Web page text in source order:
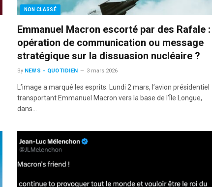
NON CLASSÉ
Emmanuel Macron escorté par des Rafale :
opération de communication ou message
stratégique sur la dissuasion nucléaire ?
By NEWS - QUOTIDIEN 3 mars 2026
L’image a marqué les esprits. Lundi 2 mars, l’avion présidentiel
transportant Emmanuel Macron vers la base de l’Île Longue,
dans…